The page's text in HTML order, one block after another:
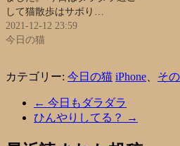
して猫散歩はサボり…
2021-12-12 23:59
今日の猫
カテゴリー: 今日の猫 iPhone そ
← 今日もダラダラ
ひんやりしてる？
→